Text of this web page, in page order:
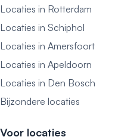
Locaties in Rotterdam
Locaties in Schiphol
Locaties in Amersfoort
Locaties in Apeldoorn
Locaties in Den Bosch
Bijzondere locaties
Voor locaties